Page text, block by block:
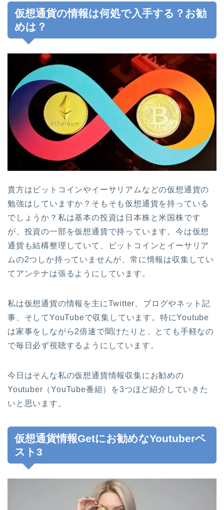
仮想通貨の情報は何処で入手する？お勧
めは？
貴方はビットコインやイーサリアムなどの仮想通貨の
勉強はしていますか？そもそも仮想通貨を持っている
でしょうか？私は基本の投資は日本株と米国株です
が、投資の一部を仮想通貨で持っています。今は仮想
通貨も結構整理していて、ビットコインとイーサリア
ムの2つしか持っていませんが、常に情報は収集してい
てアンテナは張るようにしています。
私は仮想通貨の情報を主にTwitter、ブログやネット記
事、そしてYouTubeで収集しています。特にYoutube
は家事をしながら2倍速で聞けたりと、とても手軽なの
で毎日必ず視聴するようにしています。
今日はそんな私の仮想通貨情報収集にお勧めの
Youtuber（YouTube番組）を3つほど紹介していきた
いと思います。
仮想通貨情報Getにお勧めなYoutuberベ
スト3